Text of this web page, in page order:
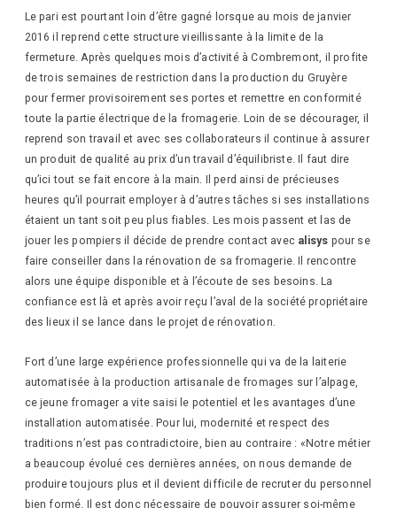
Le pari est pourtant loin d’être gagné lorsque au mois de janvier
2016 il reprend cette structure vieillissante à la limite de la
fermeture. Après quelques mois d’activité à Combremont, il profite
de trois semaines de restriction dans la production du Gruyère
pour fermer provisoirement ses portes et remettre en conformité
toute la partie électrique de la fromagerie. Loin de se décourager, il
reprend son travail et avec ses collaborateurs il continue à assurer
un produit de qualité au prix d’un travail d’équilibriste. Il faut dire
qu’ici tout se fait encore à la main. Il perd ainsi de précieuses
heures qu’il pourrait employer à d’autres tâches si ses installations
étaient un tant soit peu plus fiables. Les mois passent et las de
jouer les pompiers il décide de prendre contact avec alisys pour se
faire conseiller dans la rénovation de sa fromagerie. Il rencontre
alors une équipe disponible et à l’écoute de ses besoins. La
confiance est là et après avoir reçu l’aval de la société propriétaire
des lieux il se lance dans le projet de rénovation.
Fort d’une large expérience professionnelle qui va de la laiterie
automatisée à la production artisanale de fromages sur l’alpage,
ce jeune fromager a vite saisi le potentiel et les avantages d’une
installation automatisée. Pour lui, modernité et respect des
traditions n’est pas contradictoire, bien au contraire : «Notre métier
a beaucoup évolué ces dernières années, on nous demande de
produire toujours plus et il devient difficile de recruter du personnel
bien formé. Il est donc nécessaire de pouvoir assurer soi-même